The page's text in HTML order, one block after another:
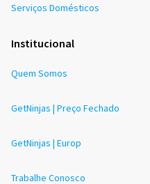
Serviços Domésticos
Institucional
Quem Somos
GetNinjas | Preço Fechado
GetNinjas | Europ
Trabalhe Conosco